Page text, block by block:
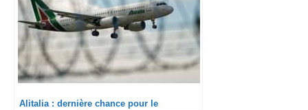
Alitalia : dernière chance pour le